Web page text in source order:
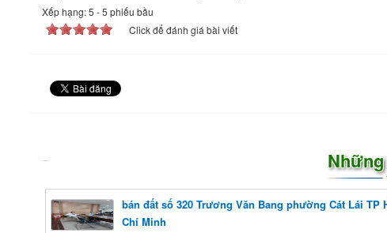
Xếp hạng:5 -5 phiếu bầu
Click để đánh giá bài viết
bán đất số 320 Trương Văn Bang phường Cát Lái TP
Chí Minh